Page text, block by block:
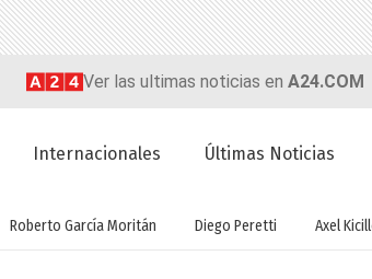
Ver las ultimas noticias en A24.COM
Internacionales Últimas Noticias
Roberto García Moritán Diego Peretti Axel